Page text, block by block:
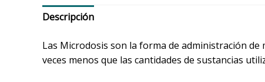
Descripción
Las Microdosis son la forma de administración
veces menos que las cantidades de sustancias